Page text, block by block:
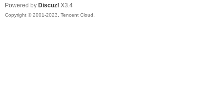
Powered by Discuz! X3.4
Copyright © 2001-2023, Tencent Cloud.